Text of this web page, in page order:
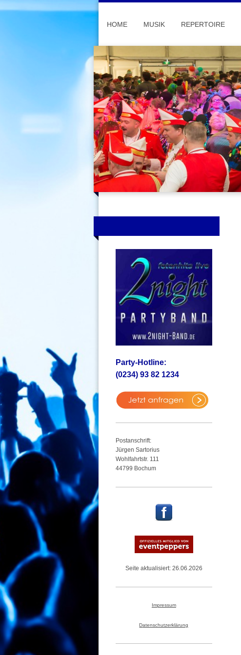
HOME MUSIK REPERTOIRE
Party-Hotline:
(0234) 93 82 1234
Postanschrift:
Jürgen Sartorius
Wohlfahrtstr. 111
44799 Bochum
Seite aktualisiert: 26.06.2026
Impressum
Datenschutzerklärung